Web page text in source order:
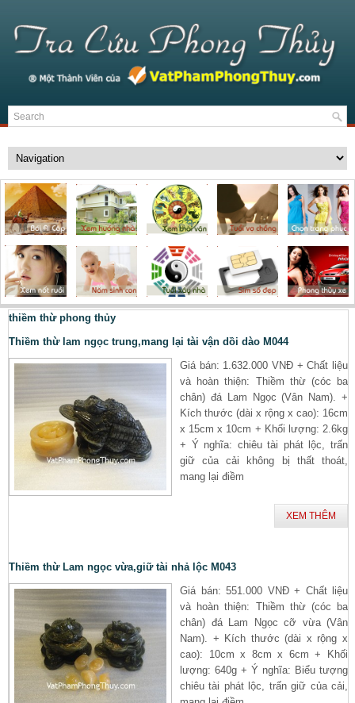
thiềm thừ phong thủy
Thiềm thừ lam ngọc trung,mang lại tài vận dồi dào M044
Giá bán: 1.632.000 VNĐ + Chất liệu
và hoàn thiện: Thiềm thừ (cóc ba
chân) đá Lam Ngọc (Vân Nam). +
Kích thước (dài x rộng x cao): 16cm
x 15cm x 10cm + Khối lượng: 2.6kg
+ Ý nghĩa: chiêu tài phát lộc, trấn
giữ của cải không bị thất thoát,
mang lại điềm
XEM THÊM
Thiềm thừ Lam ngọc vừa,giữ tài nhả lộc M043
Giá bán: 551.000 VNĐ + Chất liệu
và hoàn thiện: Thiềm thừ (cóc ba
chân) đá Lam Ngọc cỡ vừa (Vân
Nam). + Kích thước (dài x rộng x
cao): 10cm x 8cm x 6cm + Khối
lượng: 640g + Ý nghĩa: Biểu tượng
chiêu tài phát lộc, trấn giữ của cải,